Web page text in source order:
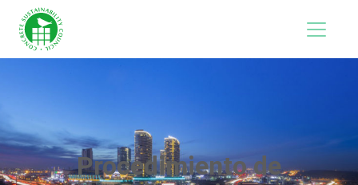
Procedimiento de